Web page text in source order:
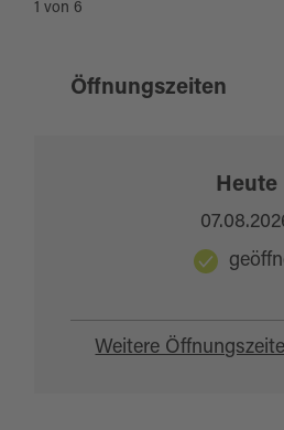
1 von 6
Öffnungszeiten
Weitere
Heute